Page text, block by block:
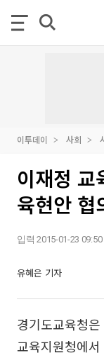
이투데이 사회
이재정 교
육현안 협
입력 2015-01-23 09:50
유혜은 기자
경기도교육청
교육지원청에